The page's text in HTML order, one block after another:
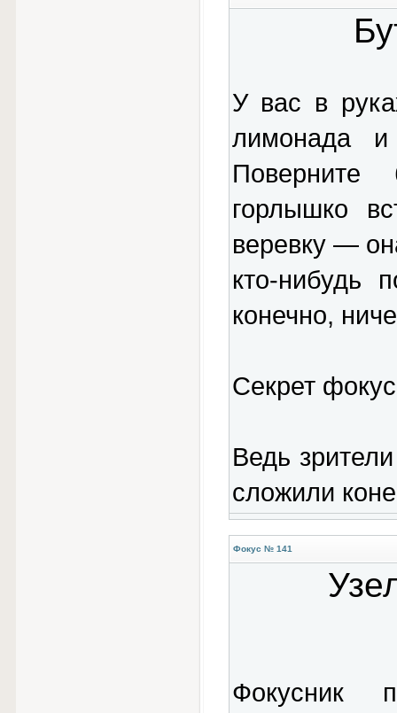
У вас в
лимонада
горлышко
веревку —
кто-нибудь
конечно,
Секрет
Ведь
сложили
Фокус № 141
Фокусник